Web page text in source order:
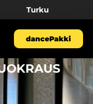
Turku
dancePakki